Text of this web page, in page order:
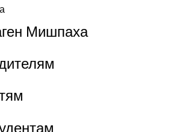
Мишпаха